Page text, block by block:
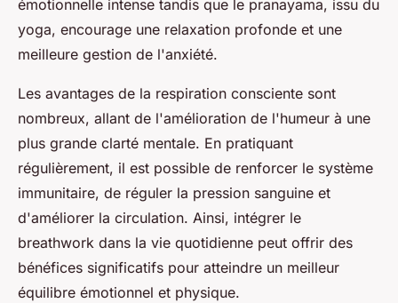
émotionnelle intense tandis que le pranayama, issu du
yoga, encourage une relaxation profonde et une
meilleure gestion de l'anxiété.
Les avantages de la respiration consciente sont
nombreux, allant de l'amélioration de l'humeur à une
plus grande clarté mentale. En pratiquant
régulièrement, il est possible de renforcer le système
immunitaire, de réguler la pression sanguine et
d'améliorer la circulation. Ainsi, intégrer le
breathwork dans la vie quotidienne peut offrir des
bénéfices significatifs pour atteindre un meilleur
équilibre émotionnel et physique.